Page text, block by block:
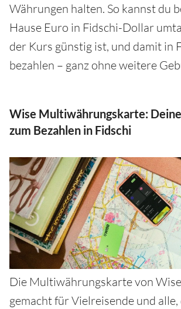
Währungen halten. So kannst du
Hause Euro in Fidschi-Dollar
der Kurs günstig ist, und damit in
bezahlen – ganz ohne weitere
Wise Multiwährungskarte:
zum Bezahlen in Fidschi
Die Multiwährungskarte von
gemacht für Vielreisende und